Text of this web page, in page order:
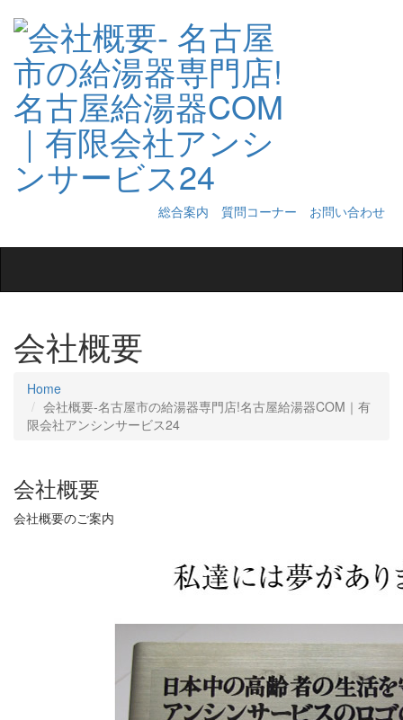
総合案内 質問コーナー
お問い合わせ
navigation
会社概要
Home
会社概要‐名古屋市の給湯器専門店!名古屋給湯器COM｜有
限会社アンシンサービス24
会社概要
会社概要のご案内